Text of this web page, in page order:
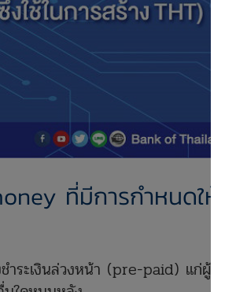
ที่มีการกำหนดให้
ระเงินล่วงหน้า (pre-paid) แก่ผู้ให้